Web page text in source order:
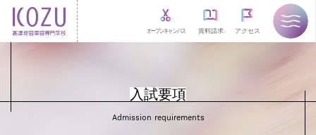
オープンキャンパス 資料請求 アクセス
入試要項
Admission requirements